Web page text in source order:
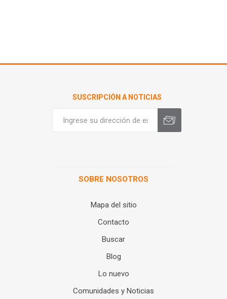
SUSCRIPCIÓN A NOTICIAS
SOBRE NOSOTROS
Mapa del sitio
Contacto
Buscar
Blog
Lo nuevo
Comunidades y Noticias